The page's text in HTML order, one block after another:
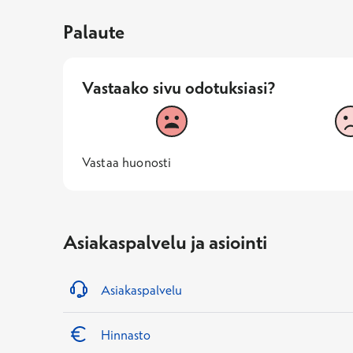
Palaute
Vastaako sivu odotuksiasi?
Vastaako sivu odotuksiasi?
1
Vastaa huonosti
2
1 -
Vastaa huonosti
—
Asiakaspalvelu ja asiointi
Asiakaspalvelu
Hinnasto